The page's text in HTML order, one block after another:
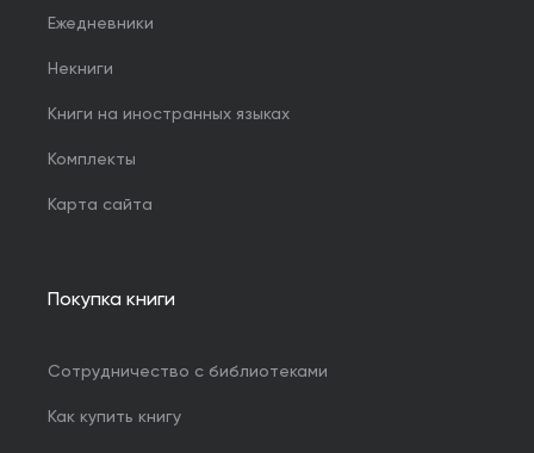
Ежедневники
Некниги
Книги на иностранных языках
Комплекты
Карта сайта
Покупка книги
Сотрудничество с библиотеками
Как купить книгу